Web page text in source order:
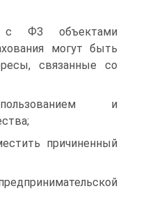
с ФЗ объектами
могут быть
связанные со
и
причиненный